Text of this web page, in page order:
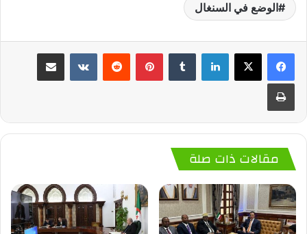
الوضع في السنغال
لينكدإن بينتيريست
مقالات ذات صلة